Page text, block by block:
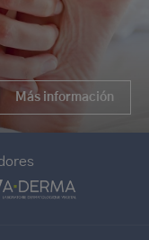
Más información